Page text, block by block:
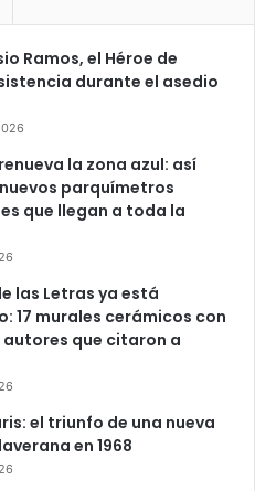
Ramos, el Héroe de
durante el asedio
la zona azul: así
parquímetros
que llegan a toda la
las Letras ya está
17 murales cerámicos con
que citaron a
el triunfo de una nueva
en 1968